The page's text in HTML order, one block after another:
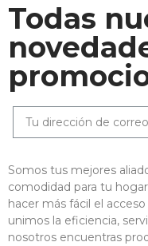
Todas
Somos tus mejores
comodidad para tu
hacer más fácil el
unimos la eficiencia,
nosotros encuentras